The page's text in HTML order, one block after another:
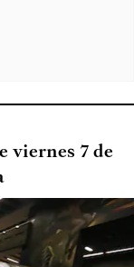
viernes 7 de